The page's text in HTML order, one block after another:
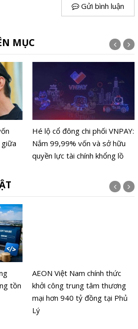
Gửi bình luận
MỤC
giữa
Hé lộ cổ đông chi phối VNPAY:
Nắm 99,99% vốn và sở hữu
quyền lực tài chính khổng lồ
tồn
AEON Việt Nam chính thức
khởi công trung tâm thương
mại hơn 940 tỷ đồng tại Phủ
Lý